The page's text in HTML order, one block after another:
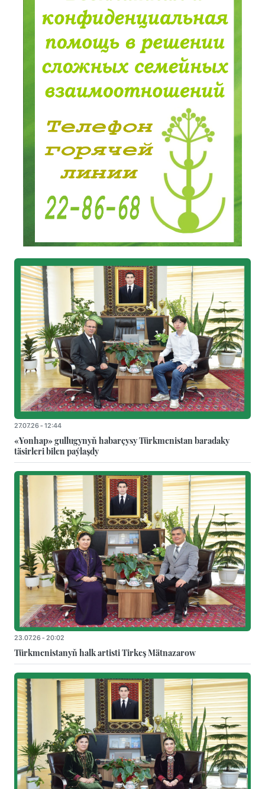
27.07.26 - 12:44
«Yonhap» gullugynyň habarçysy Türkmenistan baradaky
täsirleri bilen paýlaşdy
23.07.26 - 20:02
Türkmenistanyň halk artisti Tirkeş Mätnazarow